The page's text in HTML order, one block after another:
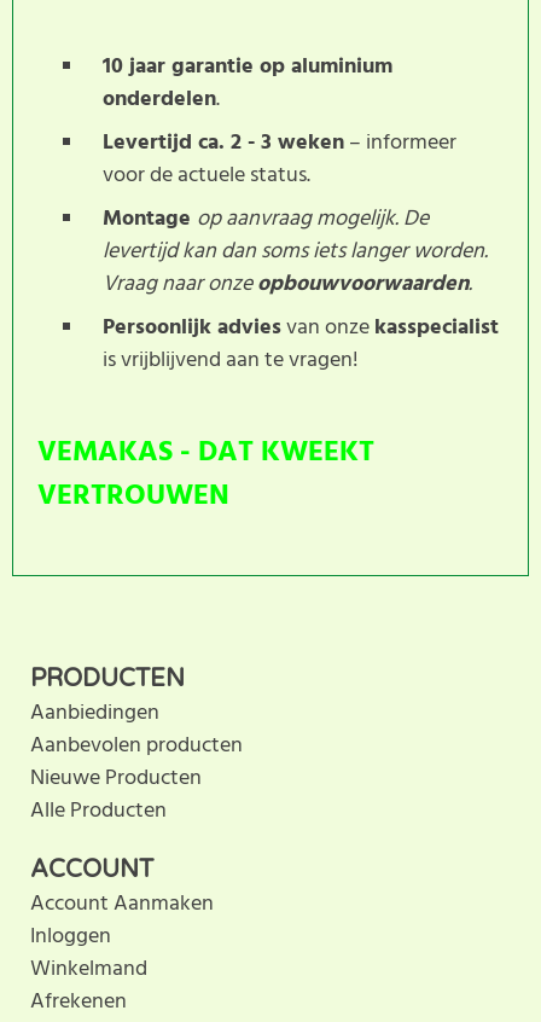
10 jaar garantie op aluminium
onderdelen.
Levertijd ca. 2 - 3 weken– informeer
voor de actuele status.
Montage op aanvraag mogelijk. De
levertijd kan dan soms iets langer worden.
Vraag naar onzeopbouwvoorwaarden.
Persoonlijk adviesvan onzekasspecialist
is vrijblijvend aan te vragen!
VEMAKAS - DAT KWEEKT
VERTROUWEN
anderen met hun keuze door uw ervaring te delen.
Schrijf als eerste een beoordeling voor dit product.
ACCOUNT
Account Aanmaken
Inloggen
Winkelmand
Afrekenen
PRODUCTEN
Aanbiedingen
Aanbevolen producten
Nieuwe Producten
Alle Producten